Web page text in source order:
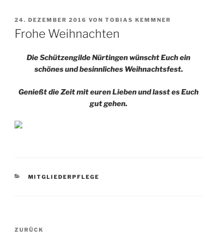
VERÖFFENTLICHT
AM
24. DEZEMBER 2016 VON TOBIAS KEMMNER
Frohe Weihnachten
Die Schützengilde Nürtingen wünscht Euch ein
schönes und besinnliches Weihnachtsfest.
Genießt die Zeit mit euren Lieben und lasst es Euch
gut gehen.
KATEGORIEN
MITGLIEDERPFLEGE
Beitragsnavigation
Vorheriger
ZURÜCK